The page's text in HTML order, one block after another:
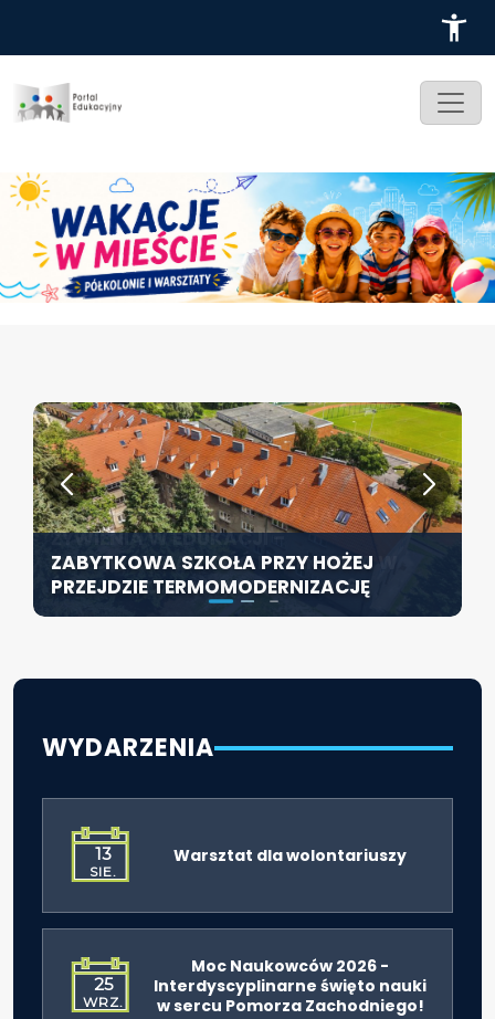
ZABYTKOWA SZKOŁA PRZY HOŻEJ
PRZEJDZIE TERMOMODERNIZACJĘ
KONFERENCJA PT. „NOWA JAKOŚĆ
ŻYWIENIA W EDUKACJI –
ODPOWIEDZIALNOŚĆ DYREKTORA W
ŚWIETLE ROZPORZĄDZENIA 2026”
SZCZECIN ROZWIJA EDUKACJĘ
WŁĄCZAJĄCĄ - NOWE
SPECJALISTYCZNE CENTRUM
ROZPOCZYNA DZIAŁALNOŚĆ
WYDARZENIA
13
SIE.
Warsztat dla wolontariuszy
25
WRZ.
Moc Naukowców 2026 -
Interdyscyplinarne święto nauki
w sercu Pomorza Zachodniego!